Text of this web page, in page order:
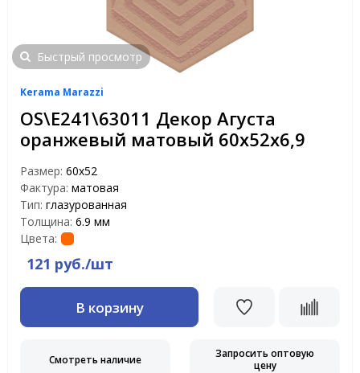
Быстрый просмотр
Kerama Marazzi
OS\E241\63011 Декор Агуста
оранжевый матовый 60х52х6,9
Размер: 60х52
Фактура: матовая
Тип: глазурованная
Толщина: 6.9 мм
Цвета:
121 руб./шт
В корзину
Смотреть наличие
Запросить оптовую
цену